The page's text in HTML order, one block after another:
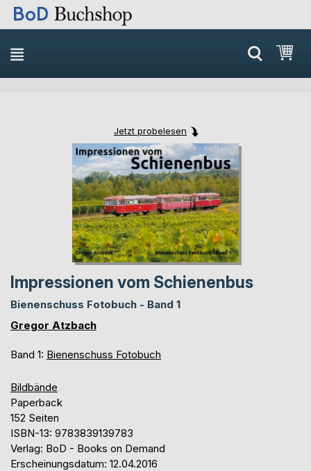
Direkt
zum
Inhalt
Jetzt probelesen
Skip
to
the
end
of
the
images
gallery
Skip
to
the
beginning
of
the
images
gallery
Impressionen vom Schienenbus
Bienenschuss Fotobuch - Band 1
Gregor Atzbach
Band 1: Bienenschuss Fotobuch
Bildbände
Paperback
152 Seiten
ISBN-13: 9783839139783
Verlag: BoD - Books on Demand
Erscheinungsdatum: 12.04.2016